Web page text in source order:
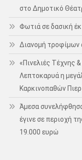
στο Δημοτικό
Φωτιά σε δασική
Διανομή τροφίμων
«Πινελιές Τέχνης
Λεπτοκαρυά η
Καρκινοπαθών
Άμεσα
έγινε σε περιοχή
19.000 ευρώ